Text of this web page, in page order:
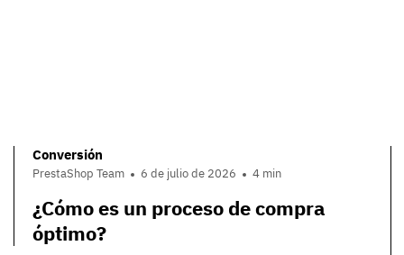
Conversión
PrestaShop Team 6 de julio de 2026 4 min
¿Cómo es un proceso de compra
óptimo?